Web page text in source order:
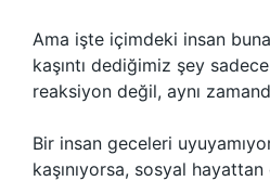
Ama işte içimdeki insan
kaşıntı dediğimiz şey
reaksiyon değil, aynı
Bir insan geceleri
kaşınıyorsa, sosyal